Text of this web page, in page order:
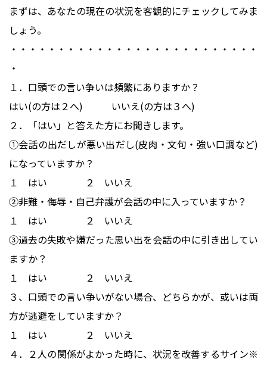
まずは、あなたの現在の状況を客観的にチェックしてみま
しょう。
・・・・・・・・・・・・・・・・・・・・・・・・・・
・
１．口頭での言い争いは頻繁にありますか？
はい(の方は２へ) いいえ(の方は３へ)
２．「はい」と答えた方にお聞きします。
①会話の出だしが悪い出だし(皮肉・文句・強い口調など)
になっていますか？
１ はい ２ いいえ
②非難・侮辱・自己弁護が会話の中に入っていますか？
１ はい ２ いいえ
③過去の失敗や嫌だった思い出を会話の中に引き出してい
ますか？
１ はい ２ いいえ
３、口頭での言い争いがない場合、どちらかが、或いは両
方が逃避をしていますか？
１ はい ２ いいえ
４．２人の関係がよかった時に、状況を改善するサイン※